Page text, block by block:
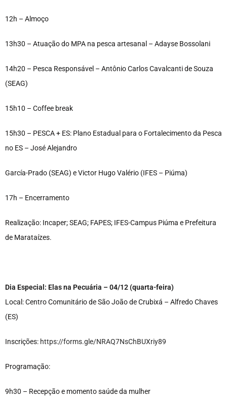
12h – Almoço
13h30 – Atuação do MPA na pesca artesanal – Adayse Bossolani
14h20 – Pesca Responsável – Antônio Carlos Cavalcanti de Souza
(SEAG)
15h10 – Coffee break
15h30 – PESCA + ES: Plano Estadual para o Fortalecimento da Pesca
no ES – José Alejandro
García-Prado (SEAG) e Victor Hugo Valério (IFES – Piúma)
17h – Encerramento
Realização: Incaper; SEAG; FAPES; IFES-Campus Piúma e Prefeitura
de Marataízes.
Dia Especial: Elas na Pecuária – 04/12 (quarta-feira)
Local: Centro Comunitário de São João de Crubixá – Alfredo Chaves
(ES)
Inscrições: https://forms.gle/NRAQ7NsChBUXriy89
Programação:
9h30 – Recepção e momento saúde da mulher